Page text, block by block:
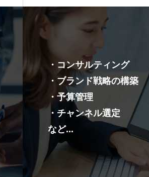
・コンサルティング
・ブランド戦略の構築
・予算管理
・チャンネル選定
など...